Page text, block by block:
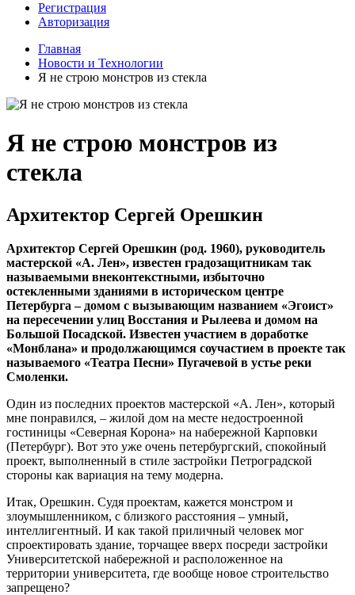
Регистрация
Авторизация
Главная
Новости и Технологии
Я не строю монстров из стекла
Я не строю монстров из
стекла
Архитектор Сергей Орешкин
Архитектор Сергей Орешкин (род. 1960), руководитель
мастерской «А. Лен», известен градозащитникам так
называемыми внеконтекстными, избыточно
остекленными зданиями в историческом центре
Петербурга – домом с вызывающим названием «Эгоист»
на пересечении улиц Восстания и Рылеева и домом на
Большой Посадской. Известен участием в доработке
«Монблана» и продолжающимся соучастием в проекте так
называемого «Театра Песни» Пугачевой в устье реки
Смоленки.
Один из последних проектов мастерской «А. Лен», который
мне понравился, – жилой дом на месте недостроенной
гостиницы «Северная Корона» на набережной Карповки
(Петербург). Вот это уже очень петербургский, спокойный
проект, выполненный в стиле застройки Петроградской
стороны как вариация на тему модерна.
Итак, Орешкин. Судя проектам, кажется монстром и
злоумышленником, с близкого расстояния – умный,
интеллигентный. И как такой приличный человек мог
спроектировать здание, торчащее вверх посреди застройки
Университетской набережной и расположенное на
территории университета, где вообще новое строительство
запрещено?